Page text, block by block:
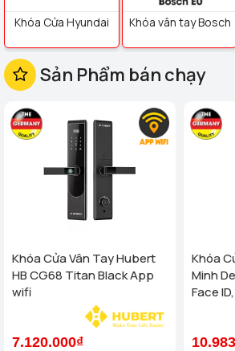
Khóa Cửa Hyundai Khóa vân tay Bosch
Sản Phẩm bán chạy
Khóa Cửa Vân Tay Hubert
HB CG68 Titan Black App
wifi
7.120.000₫
Khóa
Minh
Face
Nước